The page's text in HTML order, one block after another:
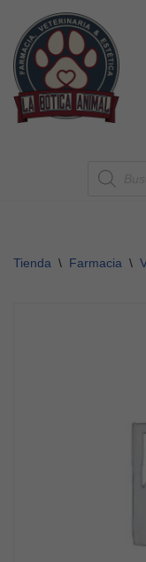
Saltar
al
contenido
Tienda \ Farmacia \